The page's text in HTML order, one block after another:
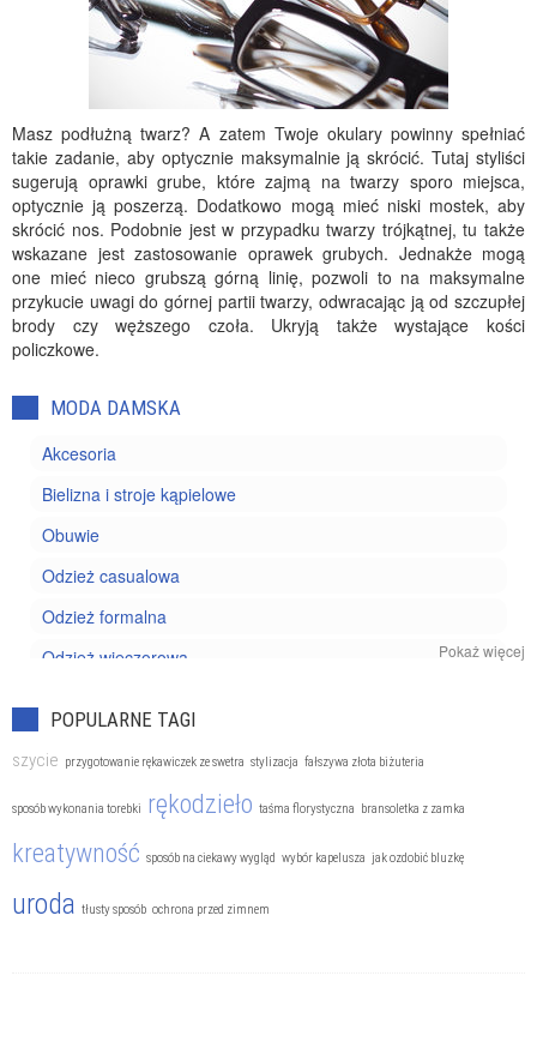
Masz podłużną twarz? A zatem Twoje okulary powinny spełniać
takie zadanie, aby optycznie maksymalnie ją skrócić. Tutaj styliści
sugerują oprawki grube, które zajmą na twarzy sporo miejsca,
optycznie ją poszerzą. Dodatkowo mogą mieć niski mostek, aby
skrócić nos. Podobnie jest w przypadku twarzy trójkątnej, tu także
wskazane jest zastosowanie oprawek grubych. Jednakże mogą
one mieć nieco grubszą górną linię, pozwoli to na maksymalne
przykucie uwagi do górnej partii twarzy, odwracając ją od szczupłej
brody czy węższego czoła. Ukryją także wystające kości
policzkowe.
MODA DAMSKA
Akcesoria
Bielizna i stroje kąpielowe
Obuwie
Odzież casualowa
Odzież formalna
Odzież wieczorowa
Pokaż więcej
POPULARNE TAGI
szycie przygotowanie rękawiczek ze swetra stylizacja fałszywa złota biżuteria
sposób wykonania torebki rękodzieło taśma florystyczna bransoletka z zamka
kreatywność sposób na ciekawy wygląd wybór kapelusza jak ozdobić bluzkę
uroda tłusty sposób ochrona przed zimnem